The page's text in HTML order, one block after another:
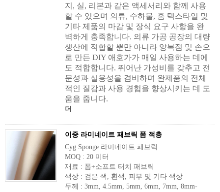
지, 실, 리본과 같은 액세서리와 함께 사용
할 수 있으며 의류, 수하물, 홈 텍스타일 및
기타 제품의 마감 및 장식 요구 사항을 완
벽하게 충족합니다. 의류 가공 공장의 대량
생산에 적합할 뿐만 아니라 양복점 및 손으
로 만든 DIY 애호가가 매일 사용하는 데에
도 적합합니다. 뛰어난 가성비를 갖추고 전
문성과 실용성을 겸비하며 완제품의 전체
적인 질감과 사용 경험을 향상시키는 데 도
움을 줍니다.
더
이중 라미네이트 패브릭 폼 적층
Cyg Sponge 라미네이트 패브릭
MOQ : 20 미터
재료 : 폼+소프트 터치 패브릭
색상 : 검은 색, 흰색, 피부 및 기타 색상
두께 : 3mm, 4.5mm, 5mm, 6mm, 7mm, 8mm-